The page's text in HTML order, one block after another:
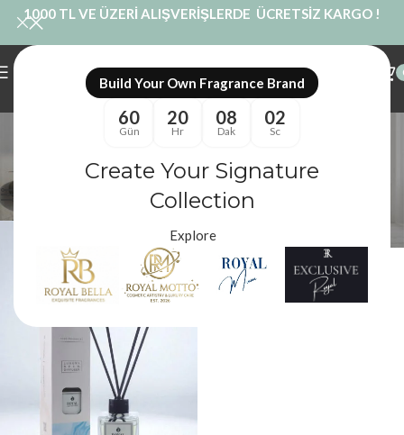
Build Your Own Fragrance Brand
60
Gün
20
Hr
08
Dak
02
Sc
Create Your Signature
Collection
Explore
1000 TL VE ÜZERİ ALIŞVERİŞLERDE ÜCRETSİZ KARGO !
Kalıcı Mini Koku
Royal Mum
Ürünler “Kalıcı Mini Koku” olarak etiketlendi